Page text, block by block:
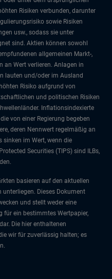
Risiken verbunden, darunter
sowie Risiken
usw., sodass sie unter
sind. Aktien können sowohl
allgemeinen Markt-,
an Wert verlieren. Anlagen in
lauten und/oder im Ausland
Risiko aufgrund von
und politischen Risiken
Inflationsindexierte
von einer Regierung begeben
deren Nennwert regelmäßig an
sinken im Wert, wenn die
Securities (TIPS) sind ILBs,
basieren auf den aktuellen
Dieses Dokument
und stellt weder eine
für ein bestimmtes Wertpapier,
Die hier enthaltenen
wir für zuverlässig halten; es